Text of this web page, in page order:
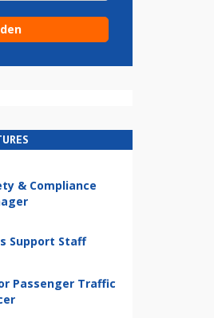
& Compliance
Support Staff
Passenger Traffic